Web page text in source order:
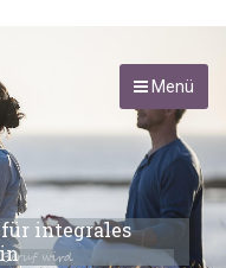
Menü
Beruf wird
für integrales